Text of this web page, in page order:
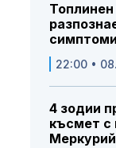
симптоми
22:00 •
4 зодии
късмет с